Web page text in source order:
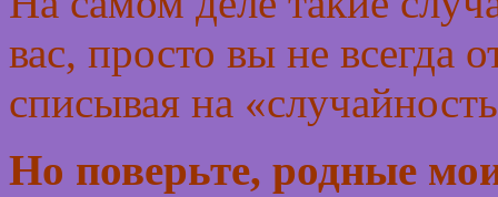
вас, просто вы не всегда
списывая на
Но поверьте, родные